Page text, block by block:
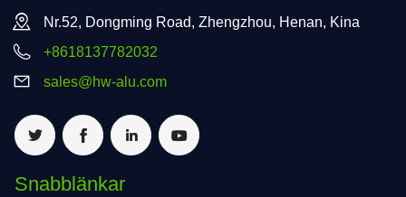
Nr.52, Dongming Road, Zhengzhou, Henan, Kina
+8618137782032
sales@hw-alu.com
Snabblänkar